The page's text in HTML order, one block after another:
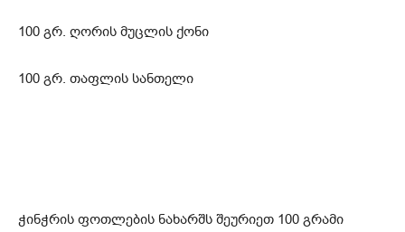
100 გრ. ღორის მუცლის ქონი
100 გრ. თაფლის სანთელი
ჭინჭრის ფოთლების ნახარშს შეურიეთ 100 გრამი